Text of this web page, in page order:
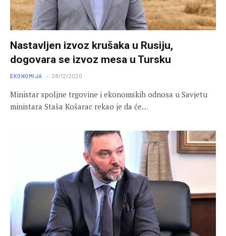
Nastavljen izvoz krušaka u Rusiju,
dogovara se izvoz mesa u Tursku
EKONOMIJA 28/12/2020
Ministar spoljne trgovine i ekonomskih odnosa u Savjetu
ministara Staša Košarac rekao je da će…